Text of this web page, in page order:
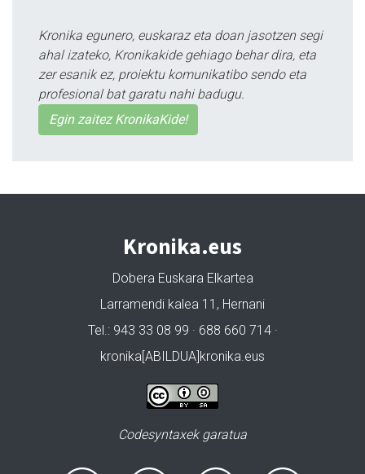
Kronika egunero, euskaraz eta doan jasotzen segi
ahal izateko, Kronikakide gehiago behar dira, eta
zer esanik ez, proiektu komunikatibo sendo eta
profesional bat garatu nahi badugu.
Egin zaitez KronikaKide!
Kronika.eus
Dobera Euskara Elkartea
Larramendi kalea 11, Hernani
Tel.: 943 33 08 99 · 688 660 714 ·
kronika[ABILDUA]kronika.eus
Codesyntaxek garatua